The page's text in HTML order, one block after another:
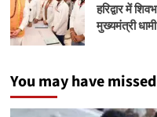
हरिद्वार में
मुख्यमंत्री
You may have missed